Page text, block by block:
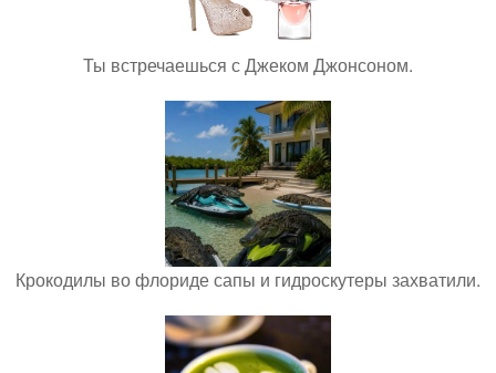
Ты встречаешься с Джеком Джонсоном.
Крокодилы во флориде сапы и гидроскутеры захватили.